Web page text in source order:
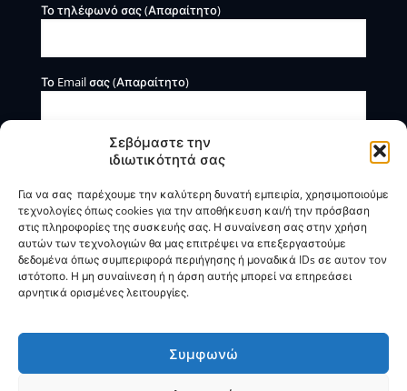
Σεβόμαστε την
ιδιωτικότητά σας
Για να σας παρέχουμε την καλύτερη δυνατή εμπειρία, χρησιμοποιούμε
τεχνολογίες όπως cookies για την αποθήκευση και/ή την πρόσβαση
στις πληροφορίες της συσκευής σας. Η συναίνεση σας στην χρήση
αυτών των τεχνολογιών θα μας επιτρέψει να επεξεργαστούμε
δεδομένα όπως συμπεριφορά περιήγησης ή μοναδικά IDs σε αυτον τον
ιστότοπο. Η μη συναίινεση ή η άρση αυτής μπορεί να επηρεάσει
αρνητικά ορισμένες λειτουργίες.
Συμφωνώ
Το τηλέφωνό σας (Απαραίτητο)
Το Email σας (Απαραίτητο)
Η BOXmind παρέχει πληροφοριακές και συμβουλευτικές
υπηρεσίες. Δεν προσφέρει υπηρεσίες ρύθμισης ή
διαγραφής οφειλών.